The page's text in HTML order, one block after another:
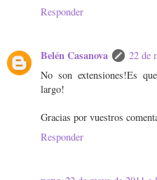
Responder
Belén Casanova
22 de
No son extensiones!Es
largo!
Gracias por vuestros
Responder